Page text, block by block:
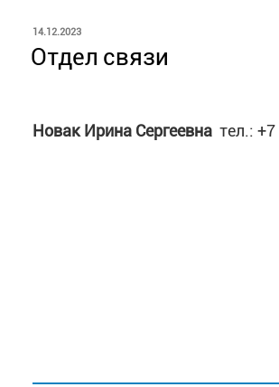
ОПУБЛИКОВАНО
14.12.2023
Отдел связи
Новак Ирина Сергеевна тел.: